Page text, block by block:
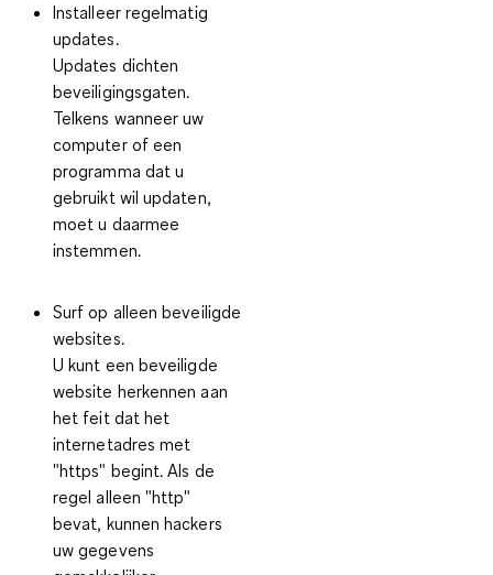
Installeer regelmatig
updates.
Updates dichten
beveiligingsgaten.
Telkens wanneer uw
computer of een
programma dat u
gebruikt wil updaten,
moet u daarmee
instemmen.
Surf op alleen beveiligde
websites.
U kunt een beveiligde
website herkennen aan
het feit dat het
internetadres met
"https" begint. Als de
regel alleen "http"
bevat, kunnen hackers
uw gegevens